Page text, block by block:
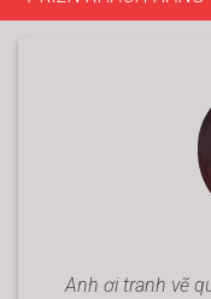
Anh ơi tranh vẽ